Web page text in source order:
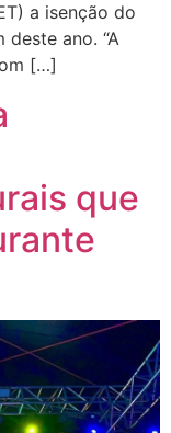
a isenção do
ano. “A
[…]
que